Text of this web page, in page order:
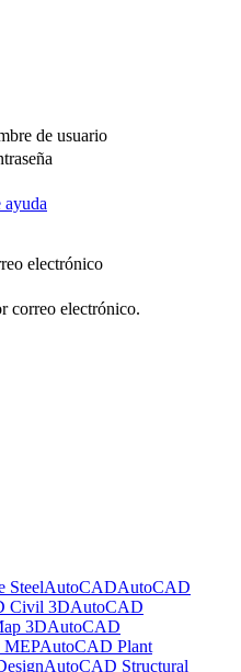
de usuario
ayuda
electrónico
correo electrónico.
SteelAutoCADAutoCAD
Civil 3DAutoCAD
3DAutoCAD
AutoCAD Plant
AutoCAD Structural